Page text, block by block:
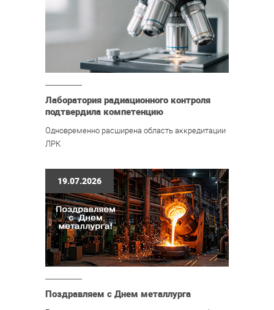
Лаборатория радиационного контроля
подтвердила компетенцию
Одновременно расширена область аккредитации
ЛРК
19.07.2026
Поздравляем с Днем металлурга